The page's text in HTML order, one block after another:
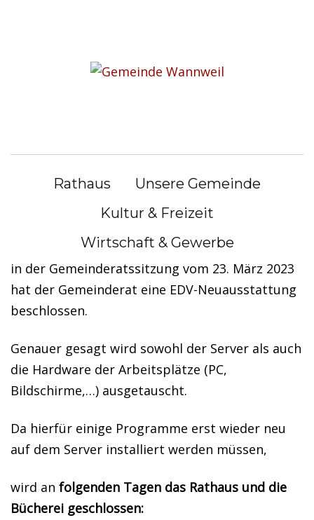
Rathaus
Unsere Gemeinde
Kultur & Freizeit
Wirtschaft & Gewerbe
Bücherei und Rathaus wegen
wegen EDV-Neuausstattung geschlossen
in der Gemeinderatssitzung vom 23. März 2023
hat der Gemeinderat eine EDV-Neuausstattung
beschlossen.
Genauer gesagt wird sowohl der Server als auch
die Hardware der Arbeitsplätze (PC,
Bildschirme,…) ausgetauscht.
Da hierfür einige Programme erst wieder neu
auf dem Server installiert werden müssen,
wird an folgenden Tagen das Rathaus und die
Bücherei geschlossen: